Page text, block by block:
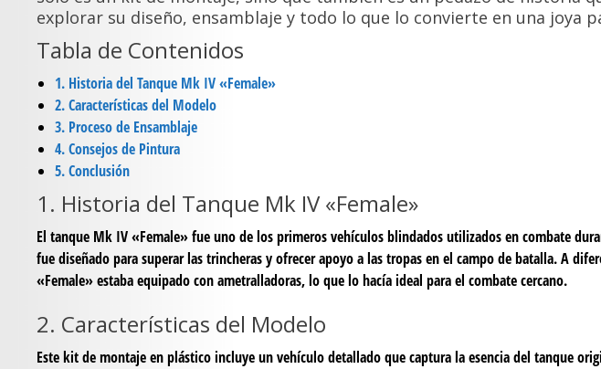
explorar su diseño, ensamblaje y todo lo que lo convierte en una joya
Tabla de Contenidos
1. Historia del Tanque Mk IV «Female»
2. Características del Modelo
3. Proceso de Ensamblaje
4. Consejos de Pintura
5. Conclusión
1. Historia del Tanque Mk IV «Female»
El tanque Mk IV «Female» fue uno de los primeros vehículos blindados utilizados en combate
fue diseñado para superar las trincheras y ofrecer apoyo a las tropas en el campo de batalla. A
«Female» estaba equipado con ametralladoras, lo que lo hacía ideal para el combate cercano.
2. Características del Modelo
Este kit de montaje en plástico incluye un vehículo detallado que captura la esencia del tanque